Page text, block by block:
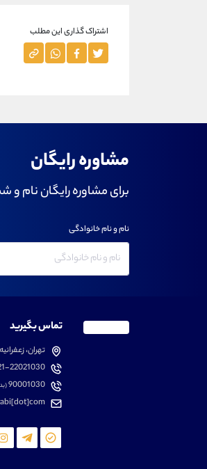
اشتراک گذاری این مطلب
مشاوره رایگان
برای مشاوره رایگان نام و
نام و نام خانوادگی
تماس بگیرید
تهران، زعفرانیه
22021030
90001030